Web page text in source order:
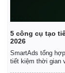
5 công cụ tạo
2026
SmartAds tổng
tiết kiệm thời gian